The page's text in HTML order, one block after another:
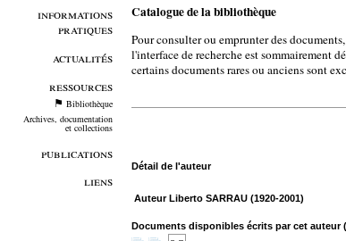
informations
pratiques
actualités
ressources
Bibliothèque
Archives, documentation
et collections
publications
liens
Catalogue de la bibliothèque
Pour consulter ou emprunter des
l'interface de recherche est sommairement
certains documents rares ou anciens sont
Détail de l'auteur
Auteur Liberto SARRAU (1920-2001)
Documents disponibles écrits par cet auteur (